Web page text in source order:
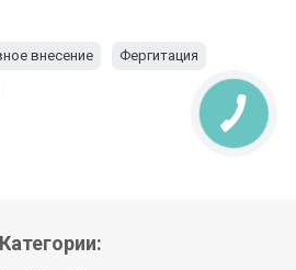
внесение Фергитация
Категории: